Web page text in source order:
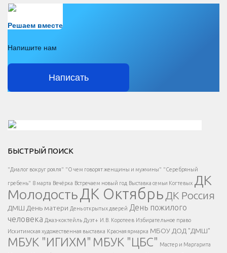
Решаем вместе
Напишите нам
Написать
Есть вопрос?
Напишите нам
</span >
Написать
</div > </div >
БЫСТРЫЙ ПОИСК
"Диалог вокруг рояля" "О чем говорят женщины и мужчины" "Серебряный
гребень" 8 марта Вечёрка Встречаем новый год Выставка семьи Когтевых ДК
МолодостьДК Октябрь ДК Россия
ДМШ День матери День открытых дверей День пожилого
человека Джаз-коктейль Дуэт+ И.В. Коротеев Избирательное право
Искитимская художественная выставка Красная ярмарка МБОУ ДОД "ДМШ"
МБУК "ИГИХМ" МБУК "ЦБС" Мастер и Маргарита